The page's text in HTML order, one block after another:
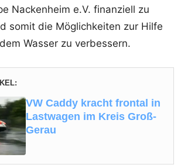
Nackenheim e.V. finanziell zu
somit die Möglichkeiten zur Hilfe
Wasser zu verbessern.
VW Caddy kracht frontal in
Lastwagen im Kreis Groß-
Gerau